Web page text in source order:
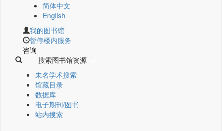
简体中文
English
我的图书馆
暂停楼内服务
咨询
搜索图书馆资源
未名学术搜索
馆藏目录
数据库
电子期刊/图书
站内搜索